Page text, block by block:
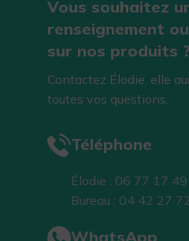
Vous souhaitez
renseignement
sur nos produits ?
Contactez Élodie, elle
toutes vos questions.
Téléphone
Élodie : 06 77 17
Bureau : 04 42 27
WhatsApp